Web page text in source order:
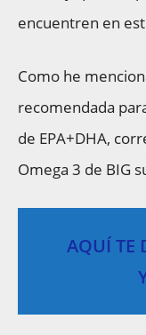
encuentren en
Como he
recomendada
de EPA+DHA,
Omega 3 de BIG
AQUÍ TE